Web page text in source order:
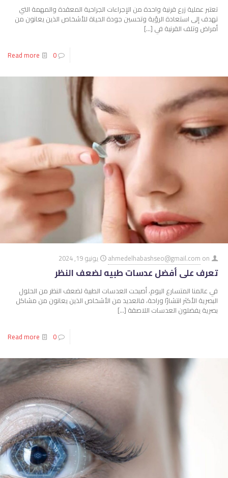
تعتبر عملية زرع قرنية واحدة من الإجراءات الجراحية المعقدة والمهمة التي
تهدف إلى استعادة الرؤية وتحسين جودة الحياة للأشخاص الذين يعانون من
أمراض وتلف القرنية في […]
0
Read more
ahmedelhabashseo@gmail.com on يونيو 19, 2024
تعرف على أفضل عدسات طبيه لضعف النظر
في عالمنا المتسارع اليوم، أصبحت العدسات الطبية لضعف النظر من الحلول
البصرية الأكثر انتشارًا وراحة، فالعديد من الأشخاص الذين يعانون من مشاكل
بصرية يفضلون العدسات اللاصقة […]
0
Read more